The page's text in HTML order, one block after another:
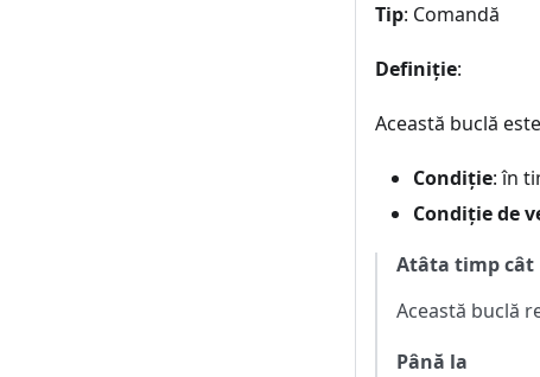
Tip: Comandă
Definiție:
Această buclă
Condiție: în
Condiție de
Atâta timp cât
Această buclă
Până la